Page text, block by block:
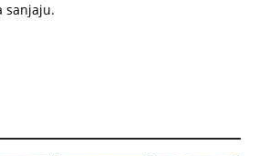
sanjaju.